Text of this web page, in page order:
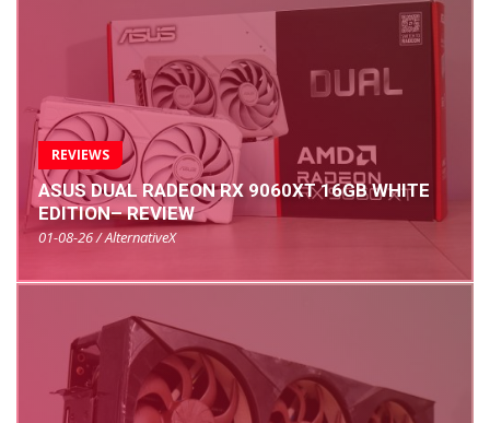
REVIEWS
ASUS DUAL RADEON RX 9060XT 16GB WHITE
EDITION– REVIEW
01-08-26 / AlternativeX